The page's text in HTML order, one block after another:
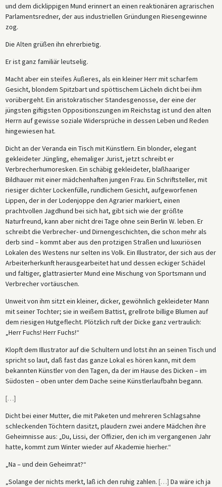
und dem dicklippigen Mund erinnert an einen reaktionären agrarischen
Parlamentsredner, der aus industriellen Gründungen Riesengewinne
zog.
Die Alten grüßen ihn ehrerbietig.
Er ist ganz familiär leutselig.
Macht aber ein steifes Äußeres, als ein kleiner Herr mit scharfem
Gesicht, blondem Spitzbart und spöttischem Lächeln dicht bei ihm
vorübergeht. Ein aristokratischer Standesgenosse, der eine der
jüngsten giftigsten Oppositionszungen im Reichstag ist und den alten
Herrn auf gewisse soziale Widersprüche in dessen Leben und Reden
hingewiesen hat.
Dicht an der Veranda ein Tisch mit Künstlern. Ein blonder, elegant
gekleideter Jüngling, ehemaliger Jurist, jetzt schreibt er
Verbrecherhumoresken. Ein schäbig gekleideter, blaßhaariger
Bildhauer mit einer mädchenhaften jungen Frau. Ein Schriftsteller, mit
riesiger dichter Lockenfülle, rundlichem Gesicht, aufgeworfenen
Lippen, der in der Lodenjoppe den Agrarier markiert, einen
prachtvollen Jagdhund bei sich hat, gibt sich wie der größte
Naturfreund, kann aber nicht drei Tage ohne sein Berlin W. leben. Er
schreibt die Verbrecher- und Dirnengeschichten, die schon mehr als
derb sind – kommt aber aus den protzigen Straßen und luxuriösen
Lokalen des Westens nur selten ins Volk. Ein Illustrator, der sich aus der
Arbeiterherkunft herausgearbeitet hat und dessen eckiger Schädel
und faltiger, glattrasierter Mund eine Mischung von Sportsmann und
Verbrecher vortäuschen.
Unweit von ihm sitzt ein kleiner, dicker, gewöhnlich gekleideter Mann
mit seiner Tochter; sie in weißem Battist, grellrote billige Blumen auf
dem riesigen Hutgeflecht. Plötzlich ruft der Dicke ganz vertraulich:
„Herr Fuchs! Herr Fuchs!“
Klopft dem Illustrator auf die Schultern und lotst ihn an seinen Tisch und
spricht so laut, daß fast das ganze Lokal es hören kann, mit dem
bekannten Künstler von den Tagen, da der im Hause des Dicken – im
Südosten – oben unter dem Dache seine Künstlerlaufbahn begann.
[…]
Dicht bei einer Mutter, die mit Paketen und mehreren Schlagsahne
schleckenden Töchtern dasitzt, plaudern zwei andere Mädchen ihre
Geheimnisse aus: „Du, Lissi, der Offizier, den ich im vergangenen Jahr
hatte, kommt zum Winter wieder auf Akademie hierher.“
„Na – und dein Geheimrat?“
„Solange der nichts merkt, laß ich den ruhig zahlen. […] Da wäre ich ja